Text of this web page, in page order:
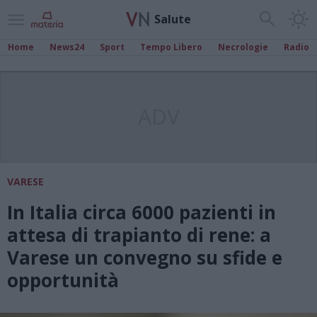
Salute
Home News24 Sport Tempo Libero Necrologie Radio
VARESE
In Italia circa 6000 pazienti in
attesa di trapianto di rene: a
Varese un convegno su sfide e
opportunità